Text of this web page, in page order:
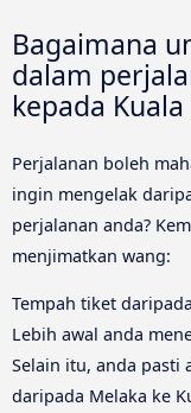
Bagaimana
dalam
kepada
Perjalanan boleh
ingin mengelak
perjalanan anda?
menjimatkan wang:
Tempah tiket
Lebih awal anda
Selain itu, anda pasti
daripada Melaka ke